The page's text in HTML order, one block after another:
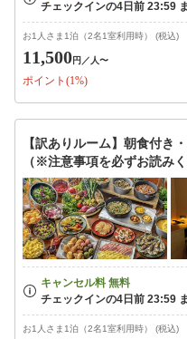
お1人さま1泊（2名1室利用時） (税込)
11,500円 ／人〜
ポイント(1%)
【訳ありルーム】朝食付き
（※注意事項を必ずお読みく
お1人さま1泊（2名1室利用時） (税込)